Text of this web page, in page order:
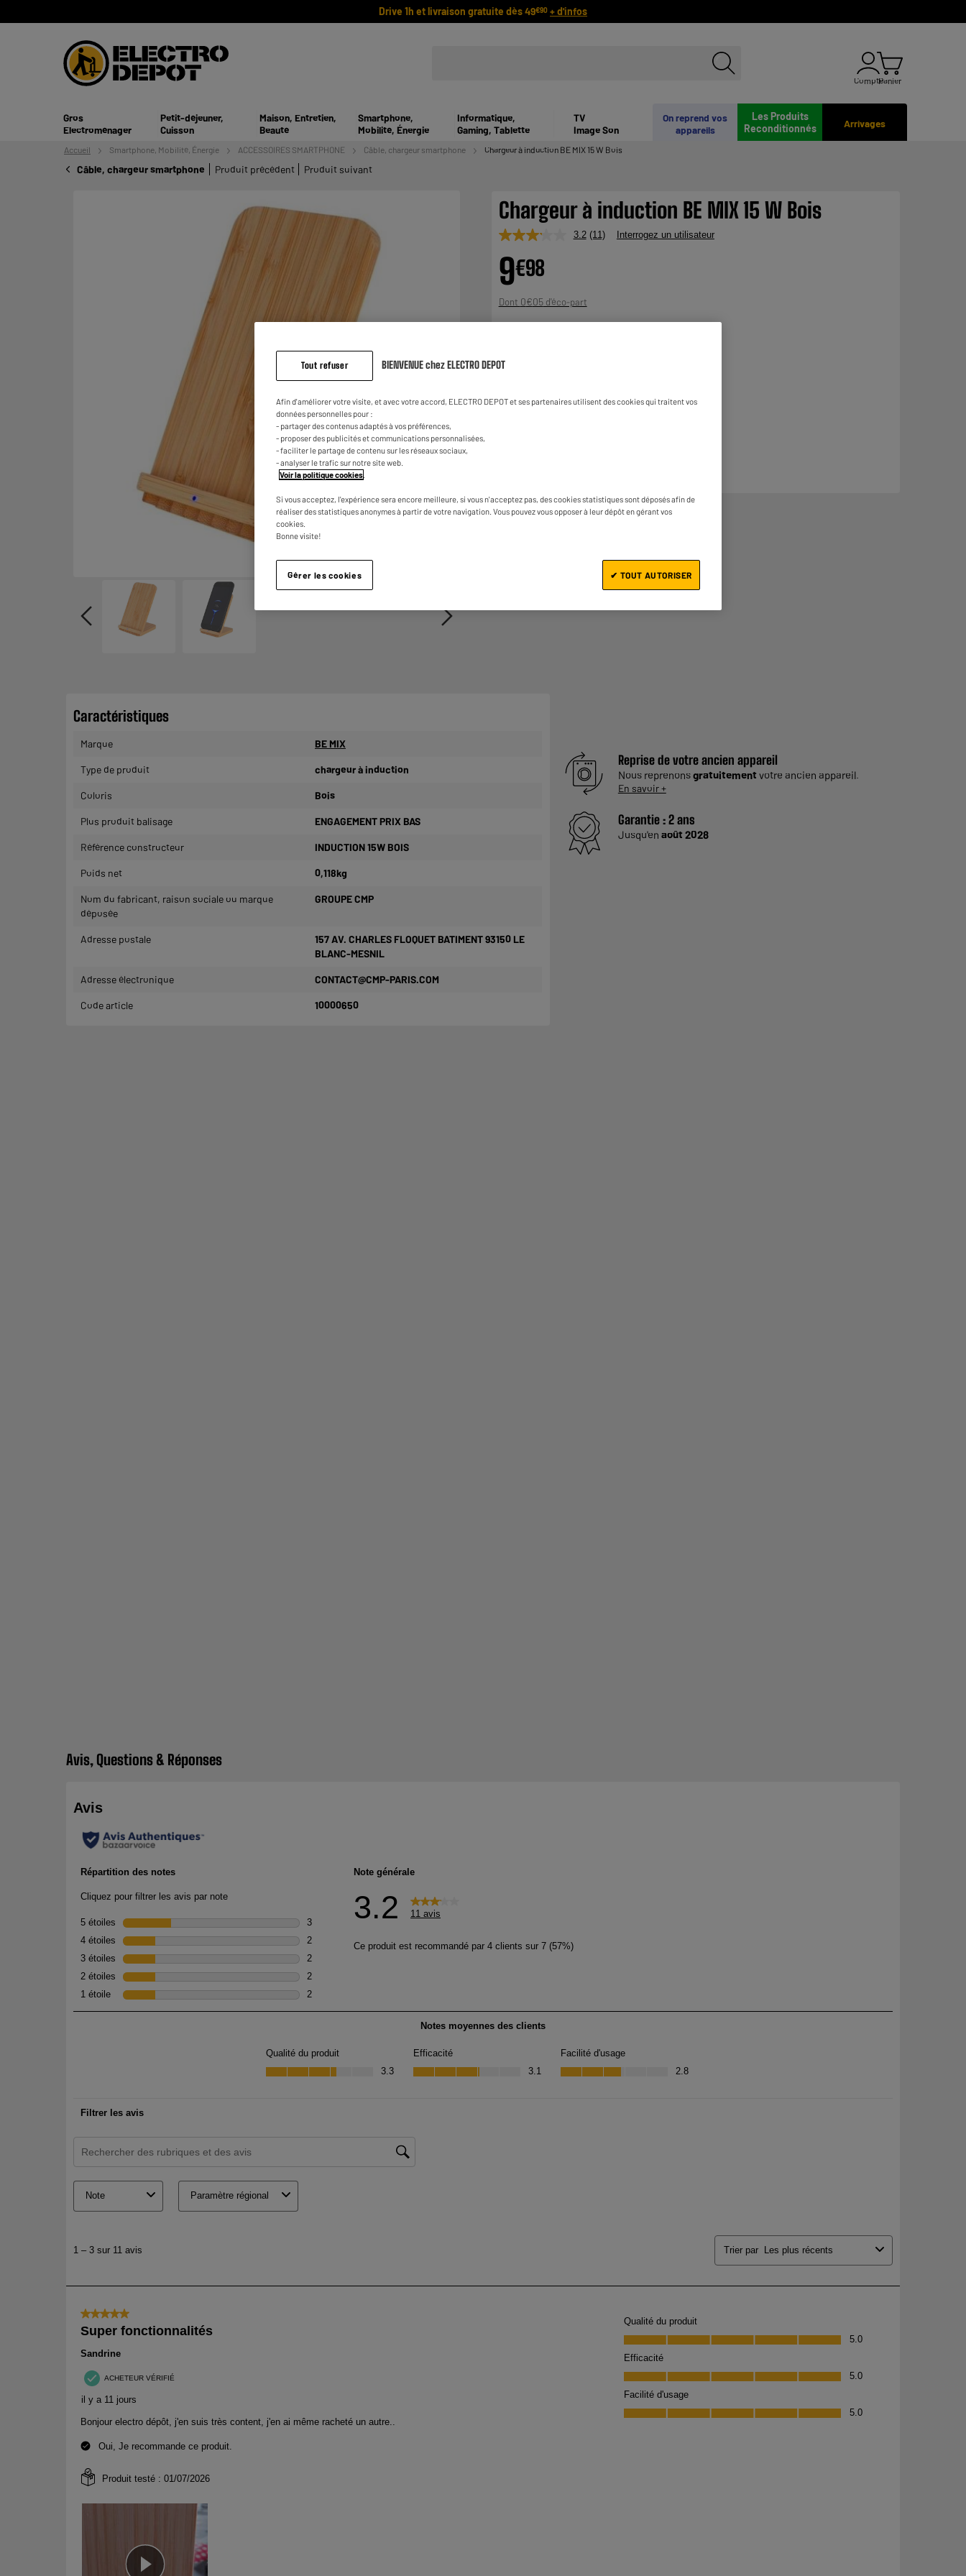
Drive 1h et livraison gratuite dès 49€90 + d'infos
ComptePanier
Arrivages
Les Produits
Reconditionnés
On reprend vos
appareils
Gros
Electroménager
Petit-déjeuner,
Cuisson
Maison, Entretien,
Beauté
Smartphone,
Mobilité, Énergie
Informatique,
Gaming, Tablette
TV
Image Son
Accueil Smartphone, Mobilité, Énergie ACCESSOIRES SMARTPHONE Câble, chargeur smartphone Chargeur à induction BE MIX 15 W Bois
Câble, chargeur smartphone Produit précédent Produit suivant
Chargeur à induction BE MIX 15 W Bois
3.2 Lire
page.
(11) Interrogez un utilisateur
9€98
Dont 0€05
Reprise de votre ancien appareil
Nous reprenonsgratuitement votre ancien appareil.
En savoir +
Garantie :2 ans
Jusqu'en août 2028
Caractéristiques
Marque BE MIX
Type de produit chargeur à induction
Coloris Bois
Plus produit balisage ENGAGEMENT PRIX BAS
Référence constructeur INDUCTION 15W BOIS
Poids net 0,118kg
Nom du fabricant, raison sociale ou marque
déposée
GROUPE CMP
Adresse postale
157 AV. CHARLES FLOQUET BATIMENT 93150 LE
BLANC-MESNIL
Adresse électronique CONTACT@CMP-PARIS.COM
Code article 10000650
Avis, Questions & Réponses
Tout refuser BIENVENUE chez ELECTRO DEPOT
Afin d'améliorer votre visite, et avec votre accord, ELECTRO DEPOT et ses partenaires utilisent des cookies qui traitent vos
données personnelles pour :
- partager des contenus adaptés à vos préférences,
- proposer des publicités et communications personnalisées,
- faciliter le partage de contenu sur les réseaux sociaux,
- analyser le trafic sur notre site web.
Voir la politique cookies
Si vous acceptez, l'expérience sera encore meilleure, si vous n'acceptez pas, des cookies statistiques sont déposés afin de
réaliser des statistiques anonymes à partir de votre navigation. Vous pouvez vous opposer à leur dépôt en gérant vos
cookies.
Bonne visite!
Gérer les cookies ✔ TOUT AUTORISER